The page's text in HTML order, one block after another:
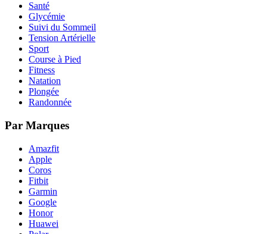
Santé
Glycémie
Suivi du Sommeil
Tension Artérielle
Sport
Course à Pied
Fitness
Natation
Plongée
Randonnée
Par Marques
Amazfit
Apple
Coros
Fitbit
Garmin
Google
Honor
Huawei